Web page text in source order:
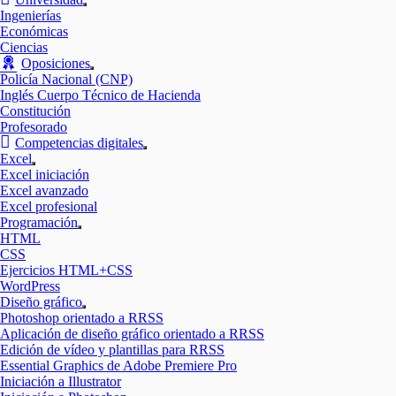
Mostrar
Ingenierías
Económicas
Ciencias
Oposiciones
Mostrar
el
submenú
Policía Nacional (CNP)
Inglés Cuerpo Técnico de Hacienda
Constitución
Profesorado
Competencias digitales
Mostrar
Excel
Mostrar
el
submenú
Excel iniciación
Excel avanzado
Excel profesional
Programación
Mostrar
HTML
CSS
Ejercicios HTML+CSS
WordPress
Diseño gráfico
Mostrar
el
submenú
Photoshop orientado a RRSS
Aplicación de diseño gráfico orientado a RRSS
Edición de vídeo y plantillas para RRSS
Essential Graphics de Adobe Premiere Pro
Iniciación a Illustrator